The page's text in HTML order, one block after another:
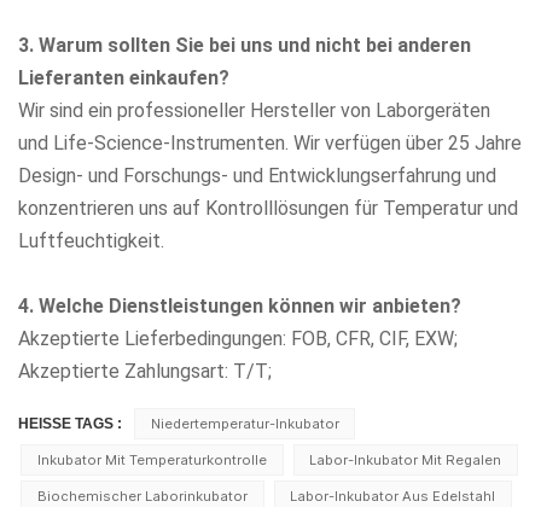
3. Warum sollten Sie bei uns und nicht bei anderen
Lieferanten einkaufen?
Wir sind ein professioneller Hersteller von Laborgeräten
und Life-Science-Instrumenten. Wir verfügen über 25 Jahre
Design- und Forschungs- und Entwicklungserfahrung und
konzentrieren uns auf Kontrolllösungen für Temperatur und
Luftfeuchtigkeit.
4. Welche Dienstleistungen können wir anbieten?
Akzeptierte Lieferbedingungen: FOB, CFR, CIF, EXW;
Akzeptierte Zahlungsart: T/T;
HEISSE TAGS : Niedertemperatur-Inkubator
Inkubator Mit Temperaturkontrolle Labor-Inkubator Mit Regalen
Biochemischer Laborinkubator Labor-Inkubator Aus Edelstahl